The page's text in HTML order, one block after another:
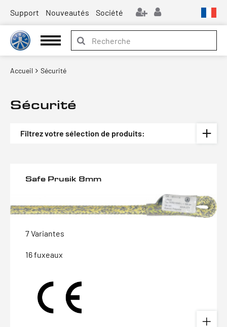
Support Nouveautés Société
Accueil Sécurité
Sécurité
Filtrez votre sélection de produits:
Safe Prusik 8mm
7 Variantes
16 fuxeaux